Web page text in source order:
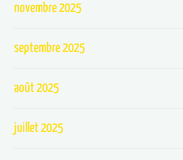
novembre 2025
septembre 2025
août 2025
juillet 2025